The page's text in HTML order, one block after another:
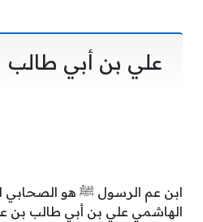
علي بن أبي طالب
ابن عم الرسول ﷺ هو الصحابي
الهاشمي علي بن أبي طالب بن